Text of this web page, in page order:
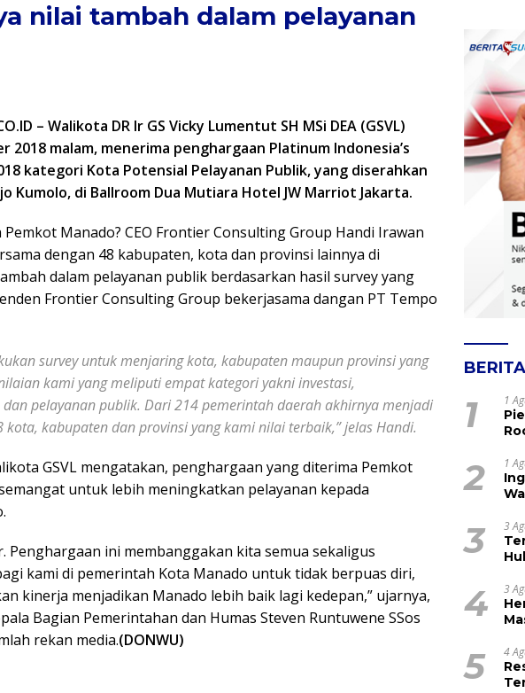
nilai tambah dalam pelayanan
– Walikota DR Ir GS Vicky Lumentut SH MSi DEA (GSVL)
2018 malam, menerima penghargaan Platinum Indonesia’s
kategori Kota Potensial Pelayanan Publik, yang diserahkan
Kumolo, di Ballroom Dua Mutiara Hotel JW Marriot Jakarta.
Manado? CEO Frontier Consulting Group Handi Irawan
dengan 48 kabupaten, kota dan provinsi lainnya di
dalam pelayanan publik berdasarkan hasil survey yang
Frontier Consulting Group bekerjasama dangan PT Tempo
survey untuk menjaring kota, kabupaten maupun provinsi yang
kami yang meliputi empat kategori yakni investasi,
pelayanan publik. Dari 214 pemerintah daerah akhirnya menjadi
kota, kabupaten dan provinsi yang kami nilai terbaik,” jelas Handi.
GSVL mengatakan, penghargaan yang diterima Pemkot
untuk lebih meningkatkan pelayanan kepada
Penghargaan ini membanggakan kita semua sekaligus
kami di pemerintah Kota Manado untuk tidak berpuas diri,
kinerja menjadikan Manado lebih baik lagi kedepan,” ujarnya,
Bagian Pemerintahan dan Humas Steven Runtuwene SSos
rekan media.(DONWU)
1 1
2 1
3 3
Kinerja
4 3
5 4